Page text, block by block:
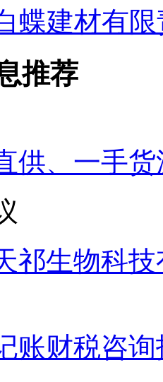
蝶建材有
推荐
供、一手
祁生物科
账财税咨